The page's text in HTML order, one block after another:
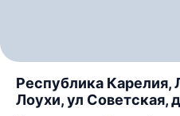
Республика Карелия,
Лоухи, ул Советская,